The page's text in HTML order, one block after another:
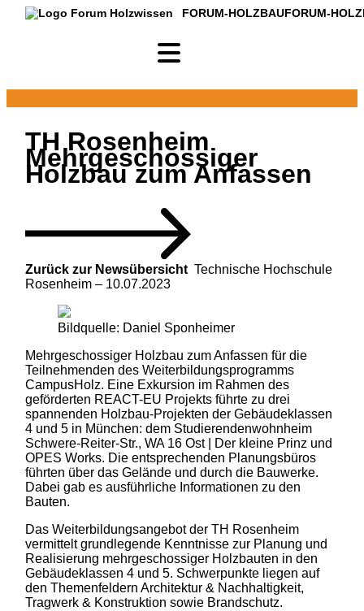
FORUM-HOLZBAUFORUM-
TH Rosenheim
Mehrgeschossiger
Holzbau zum Anfassen
Zurück zur Newsübersicht Technische Hochschule
Rosenheim – 10.07.2023
Bildquelle: Daniel Sponheimer
Mehrgeschossiger Holzbau zum Anfassen für die
Teilnehmenden des Weiterbildungsprogramms
CampusHolz. Eine Exkursion im Rahmen des
geförderten REACT-EU Projekts führte zu drei
spannenden Holzbau-Projekten der Gebäudeklassen
4 und 5 in München: dem Studierendenwohnheim
Schwere-Reiter-Str., WA 16 Ost | Der kleine Prinz und
OPES Works. Die entsprechenden Planungsbüros
führten über das Gelände und durch die Bauwerke.
Dabei gab es ausführliche Informationen zu den
Bauten.
Das Weiterbildungsangebot der TH Rosenheim
vermittelt grundlegende Kenntnisse zur Planung und
Realisierung mehrgeschossiger Holzbauten in den
Gebäudeklassen 4 und 5. Schwerpunkte liegen auf
den Themenfeldern Architektur & Nachhaltigkeit,
Tragwerk & Konstruktion sowie Brandschutz.